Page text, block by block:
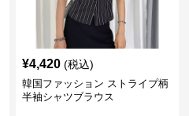
¥4,420 (税込)
韓国ファッション ストライプ柄
半袖シャツブラウス